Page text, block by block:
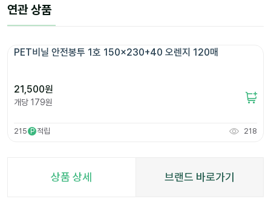
연관 상품
PET비닐 안전봉투 1호 150x230+40 오렌지 120매
21,500원
개당 179원
215 P 적립 218
상품 상세 브랜드 바로가기